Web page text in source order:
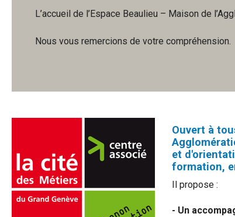
L’accueil de l’Espace Beaulieu – Maison de
Nous vous remercions de votre compréhension.
Ouvert à
et
formation,
Il propose :
- Un